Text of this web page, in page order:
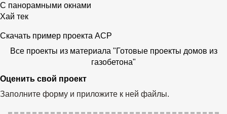
С панорамными окнами
Хай тек
Скачать пример проекта АСР
Все проекты из материала "Готовые проекты домов из
газобетона"
Оценить свой проект
Заполните форму и приложите к ней файлы.